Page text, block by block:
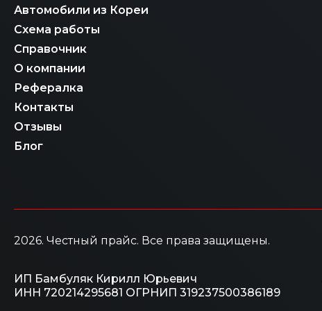
Автомобили из Кореи
Схема работы
Справочник
О компании
Рефералка
Контакты
Отзывы
Блог
2026. Честный прайс. Все права защищены.
ИП Бамбуляк Кирилл Юрьевич
ИНН 720214295681 ОГРНИП 319237500386189